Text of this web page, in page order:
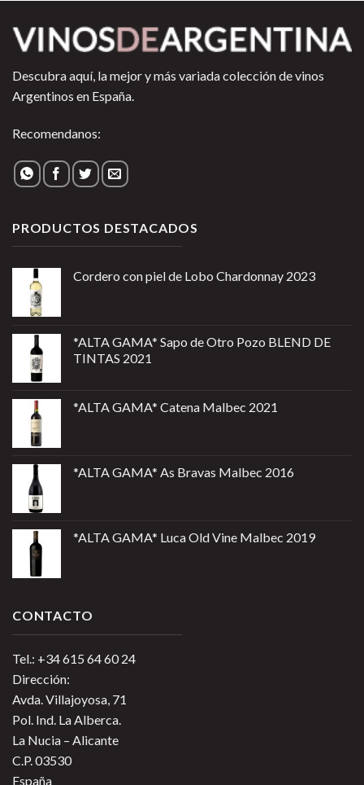
Descubra aquí, la mejor y más variada colección de vinos
Argentinos en España.
Recomendanos:
PRODUCTOS DESTACADOS
Cordero con piel de Lobo Chardonnay 2023
*ALTA GAMA* Sapo de Otro Pozo BLEND DE
TINTAS 2021
*ALTA GAMA* Catena Malbec 2021
*ALTA GAMA* As Bravas Malbec 2016
*ALTA GAMA* Luca Old Vine Malbec 2019
CONTACTO
Tel.: +34 615 64 60 24
Dirección:
Avda. Villajoyosa, 71
Pol. Ind. La Alberca.
La Nucia – Alicante
C.P. 03530
España